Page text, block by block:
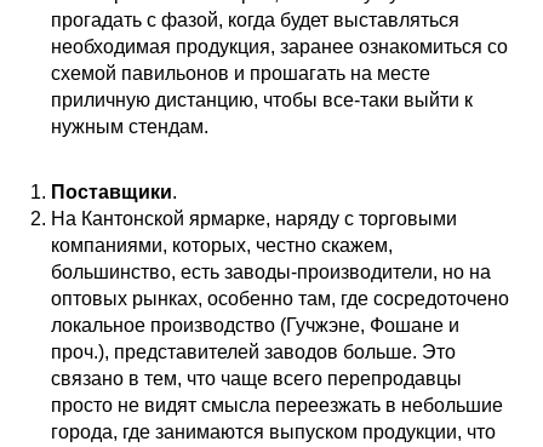
прогадать с фазой, когда будет выставляться
необходимая продукция, заранее ознакомиться со
схемой павильонов и прошагать на месте
приличную дистанцию, чтобы все-таки выйти к
нужным стендам.
Поставщики.
На Кантонской ярмарке, наряду с торговыми
компаниями, которых, честно скажем,
большинство, есть заводы-производители, но на
оптовых рынках, особенно там, где сосредоточено
локальное производство (Гучжэне, Фошане и
проч.), представителей заводов больше. Это
связано в тем, что чаще всего перепродавцы
просто не видят смысла переезжать в небольшие
города, где занимаются выпуском продукции, что